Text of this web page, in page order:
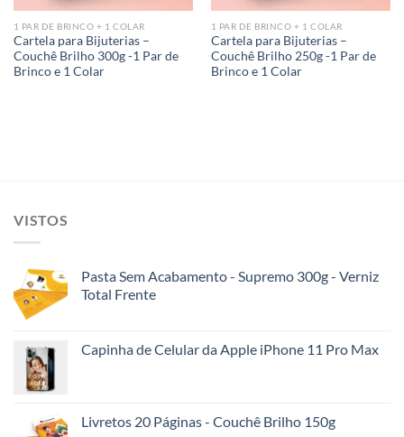
1 PAR DE BRINCO + 1 COLAR
Cartela para Bijuterias –
Couchê Brilho 300g -1 Par de
Brinco e 1 Colar
1 PAR DE BRINCO + 1 COLAR
Cartela para Bijuterias –
Couchê Brilho 250g -1 Par de
Brinco e 1 Colar
VISTOS
Pasta Sem Acabamento - Supremo 300g - Verniz
Total Frente
Capinha de Celular da Apple iPhone 11 Pro Max
Livretos 20 Páginas - Couchê Brilho 150g